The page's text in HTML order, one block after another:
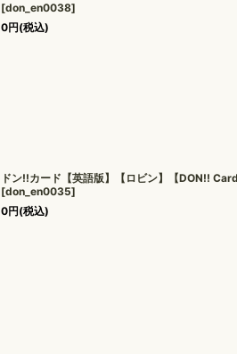
[don_en0038]
0円(税込)
ドン!!カード【英語版】【ロビン】【DON!!
[don_en0035]
0円(税込)